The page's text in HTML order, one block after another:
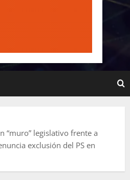
“muro” legislativo frente a
exclusión del PS en